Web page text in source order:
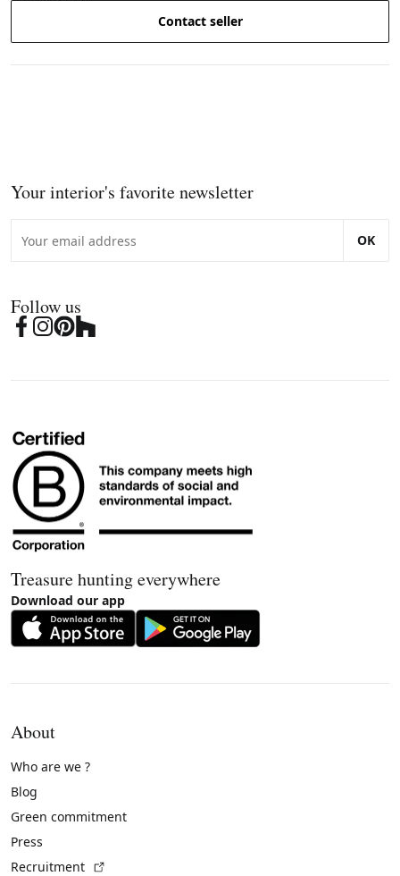
Contact seller
Your interior's favorite newsletter
OK
Follow us
Treasure hunting everywhere
Download our app
About
Who are we ?
Blog
Green commitment
Press
Recruitment